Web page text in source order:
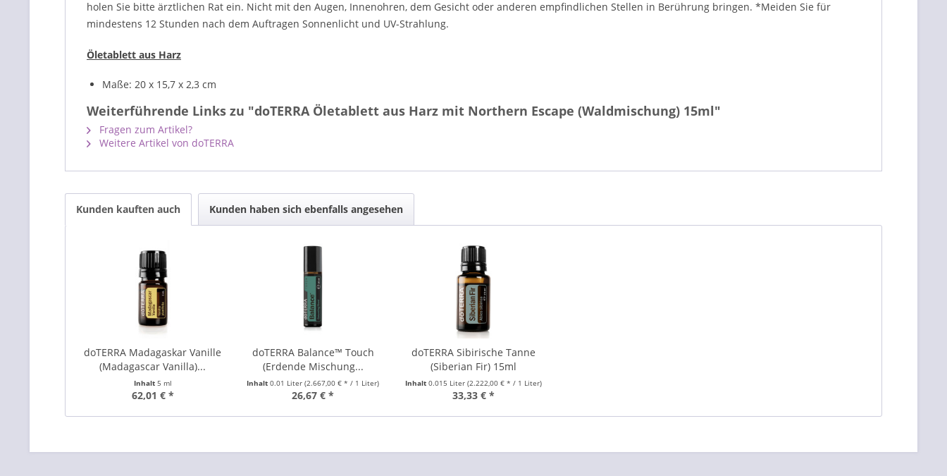
holen Sie bitte ärztlichen Rat ein. Nicht mit den Augen, Innenohren, dem Gesicht oder anderen empfindlichen Stellen in Berührung bringen. *Meiden Sie für
mindestens 12 Stunden nach dem Auftragen Sonnenlicht und UV-Strahlung.
Öletablett aus Harz
Maße: 20 x 15,7 x 2,3 cm
Weiterführende Links zu "doTERRA Öletablett aus Harz mit Northern Escape (Waldmischung) 15ml"
Fragen zum Artikel?
Weitere Artikel von doTERRA
Kunden kauften auch Kunden haben sich ebenfalls angesehen
doTERRA Madagaskar Vanille
(Madagascar Vanilla)...
Inhalt 5 ml
62,01 € *
doTERRA Balance™ Touch
(Erdende Mischung...
Inhalt0.01 Liter(2.667,00 € * / 1 Liter)
26,67 € *
doTERRA Sibirische Tanne
(Siberian Fir) 15ml
Inhalt 0.015 Liter (2.222,00 € * / 1 Liter)
33,33 € *